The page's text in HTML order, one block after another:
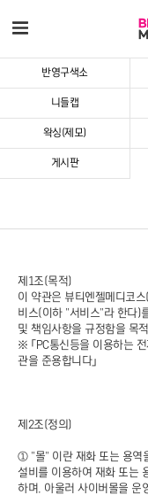
반영구색소
니들캡
왁싱(제모)
게시판
제1조(목적)
이 약관은 뷰티엔젤메디코
비스(이하 "서비스"라 한다)
및 책임사항을 규정함을 목
※ 「PC통신등을 이용하는
관을 준용합니다」
제2조(정의)
① "몰" 이란 재화 또는 용역
설비를 이용하여 재화 또는
하며, 아울러 사이버몰을 운